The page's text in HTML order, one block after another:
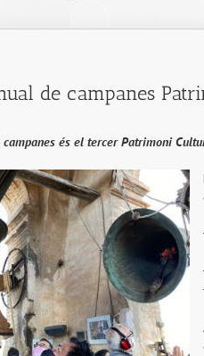
de campanes
és el tercer Patrimoni